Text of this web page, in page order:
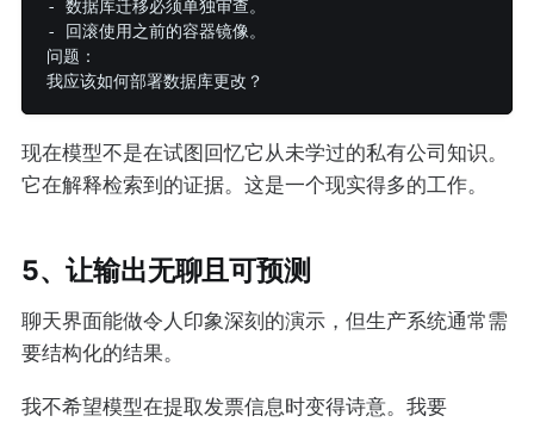
- 数据库迁移必须单独审查。
- 回滚使用之前的容器镜像。
问题：
现在模型不是在试图回忆它从未学过的私有公司知识。
它在解释检索到的证据。这是一个现实得多的工作。
5、让输出无聊且可预测
聊天界面能做令人印象深刻的演示，但生产系统通常需
要结构化的结果。
我不希望模型在提取发票信息时变得诗意。我要